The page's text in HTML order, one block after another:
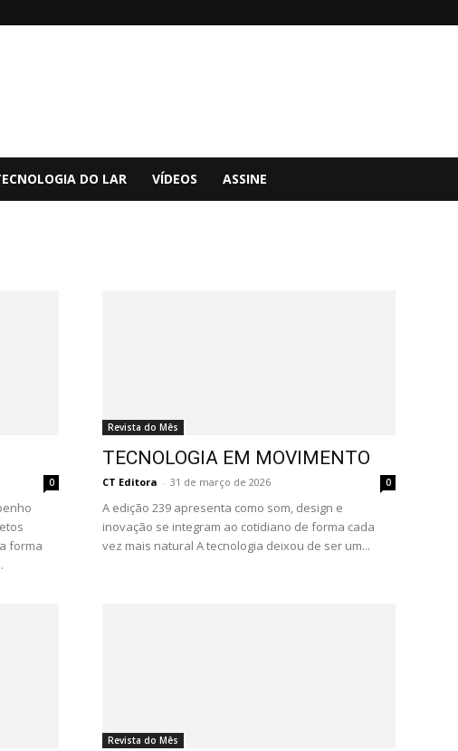
DO LAR VÍDEOS ASSINE
0
forma
Revista do Mês
TECNOLOGIA EM MOVIMENTO
CT Editora - 31 de março de 2026 0
A edição 239 apresenta como som, design e
inovação se integram ao cotidiano de forma cada
vez mais natural A tecnologia deixou de ser um...
Revista do Mês